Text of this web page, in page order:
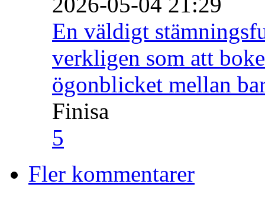
En väldigt
verkligen som att
ögonblicket mellan
Finisa
5
Fler kommentarer